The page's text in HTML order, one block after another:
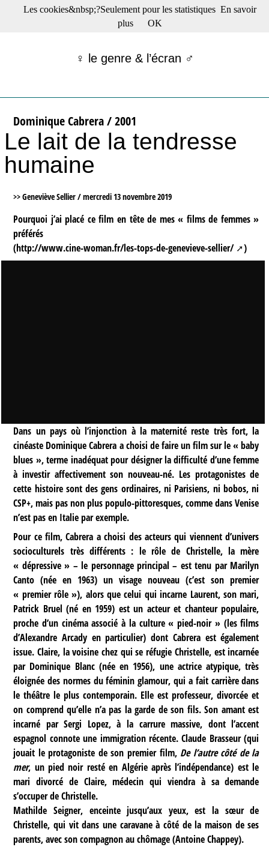
☰ Menu
Films récents
Tribunes
Bloc-notes
Archives
Actu : "La Nouvelle Vague"
♀ le genre & l’écran ♂
Dominique Cabrera / 2001
Le lait de la tendresse
humaine
>> Geneviève Sellier /mercredi 13 novembre 2019
Pourquoi j’ai placé ce film en tête de mes « films de femmes »
préférés
(http://www.cine-woman.fr/les-tops-de-genevieve-sellier/ )
Dans un pays où l’injonction à la maternité reste très fort, la
cinéaste Dominique Cabrera a choisi de faire un film sur le « baby
blues », terme inadéquat pour désigner la difficulté d’une femme
à investir affectivement son nouveau-né. Les protagonistes de
cette histoire sont des gens ordinaires, ni Parisiens, ni bobos, ni
CSP+, mais pas non plus populo-pittoresques, comme dans Venise
n’est pas en Italie par exemple.
Pour ce film, Cabrera a choisi des acteurs qui viennent d’univers
socioculturels très différents : le rôle de Christelle, la mère
« dépressive » – le personnage principal – est tenu par Marilyn
Canto (née en 1963) un visage nouveau (c’est son premier
« premier rôle »), alors que celui qui incarne Laurent, son mari,
Patrick Bruel (né en 1959) est un acteur et chanteur populaire,
proche d’un cinéma associé à la culture « pied-noir » (les films
d’Alexandre Arcady en particulier) dont Cabrera est également
issue. Claire, la voisine chez qui se réfugie Christelle, est incarnée
par Dominique Blanc (née en 1956), une actrice atypique, très
éloignée des normes du féminin glamour, qui a fait carrière dans
le théâtre le plus contemporain. Elle est professeur, divorcée et
on comprend qu’elle n’a pas la garde de son fils. Son amant est
incarné par Sergi Lopez, à la carrure massive, dont l’accent
espagnol connote une immigration récente. Claude Brasseur (qui
jouait le protagoniste de son premier film, De l’autre côté de la
mer, un pied noir resté en Algérie après l’indépendance) est le
mari divorcé de Claire, médecin qui viendra à sa demande
s’occuper de Christelle.
Mathilde Seigner, enceinte jusqu’aux yeux, est la sœur de
Christelle, qui vit dans une caravane à côté de la maison de ses
parents, avec son compagnon au chômage (Antoine Chappey).
Les cookies&nbsp;?Seulement pour les statistiques En savoir
plus
OK